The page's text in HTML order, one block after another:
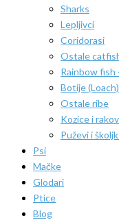
Sharks
Lepljivci
Coridorasi
Ostale
Rainbow fish
Botije (Loach)
Ostale ribe
Kozice i
Puževi i
Psi
Mačke
Glodari
Ptice
Blog